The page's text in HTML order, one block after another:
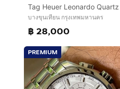
บางขุนเทียน กรุงเทพมหานคร
฿ 28,000
PREMIUM